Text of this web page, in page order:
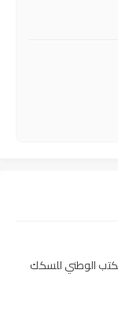
الوطني للسكك